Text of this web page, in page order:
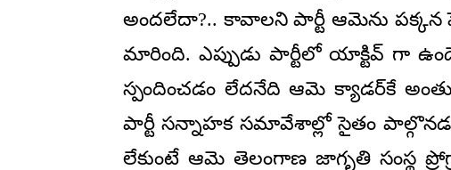
అందలేదా?.. కావాలని పార్టీ ఆమెను పక్కన
మారింది. ఎప్పుడు పార్టీలో యాక్టివ్ గా
స్పందించడం లేదనేది ఆమె క్యాడర్‌కే
పార్టీ సన్నాహక సమావేశాల్లో సైతం
లేకుంటే ఆమె తెలంగాణ జాగృతి సంస్థ